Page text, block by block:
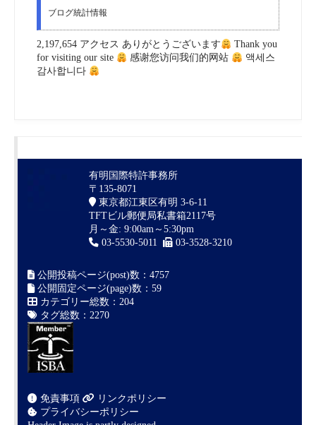
ブログ統計情報
2,197,654 アクセス ありがとうございます
Thank you
for visiting our site
感谢您访问我们的网站
액세스
감사합니다
有明国際特許事務所
〒135-8071
東京都江東区有明 3-6-11
TFTビル郵便局私書箱2117号
月～金: 9:00am～5:30pm
03-5530-5011
03-3528-3210
公開投稿ページ(post)数：4757
公開固定ページ(page)数：59
カテゴリー総数：204
タグ総数：2270
免責事項
リンクポリシー
プライバシーポリシー